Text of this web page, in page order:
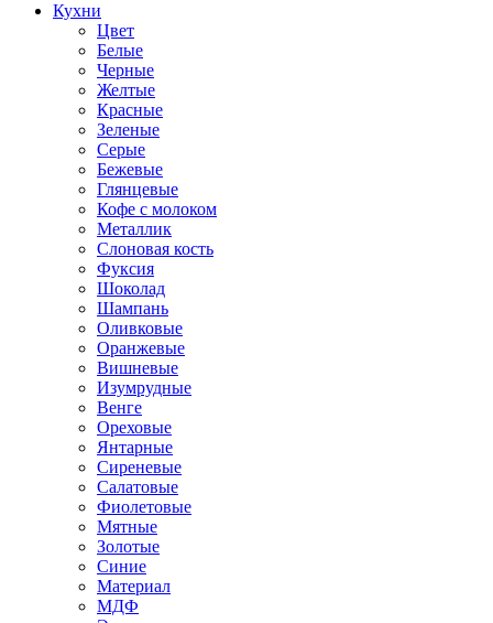
Кухни
Цвет
Белые
Черные
Желтые
Красные
Зеленые
Серые
Бежевые
Глянцевые
Кофе с молоком
Металлик
Слоновая кость
Фуксия
Шоколад
Шампань
Оливковые
Оранжевые
Вишневые
Изумрудные
Венге
Ореховые
Янтарные
Сиреневые
Салатовые
Фиолетовые
Мятные
Золотые
Синие
Материал
МДФ